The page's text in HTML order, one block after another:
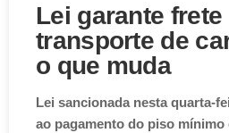
Lei garante
transporte de
o que muda
Lei sancionada nesta quarta-
ao pagamento do piso mínimo